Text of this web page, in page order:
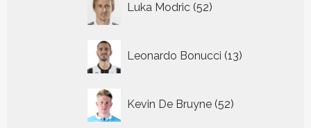
Luka Modric 52
producten
Leonardo Bonucci 13
producten
Kevin De Bruyne 52
producten